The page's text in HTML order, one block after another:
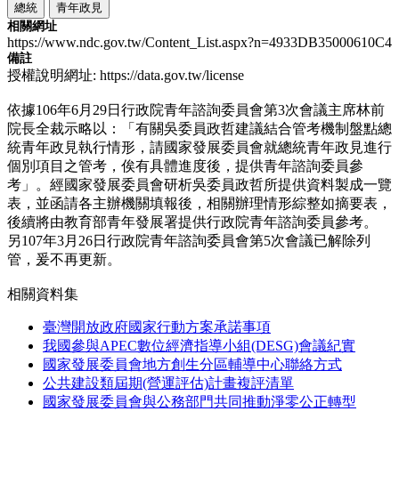
總統
青年政見
相關網址
https://www.ndc.gov.tw/Content_List.aspx?n=4933DB35000610C4
備註
授權說明網址: https://data.gov.tw/license
依據106年6月29日行政院青年諮詢委員會第3次會議主席林前
院長全裁示略以：「有關吳委員政哲建議結合管考機制盤點總
統青年政見執行情形，請國家發展委員會就總統青年政見進行
個別項目之管考，俟有具體進度後，提供青年諮詢委員參
考」。經國家發展委員會研析吳委員政哲所提供資料製成一覽
表，並函請各主辦機關填報後，相關辦理情形綜整如摘要表，
後續將由教育部青年發展署提供行政院青年諮詢委員參考。
另107年3月26日行政院青年諮詢委員會第5次會議已解除列
管，爰不再更新。
相關資料集
臺灣開放政府國家行動方案承諾事項
我國參與APEC數位經濟指導小組(DESG)會議紀實
國家發展委員會地方創生分區輔導中心聯絡方式
公共建設類屆期(營運評估)計畫複評清單
國家發展委員會與公務部門共同推動淨零公正轉型